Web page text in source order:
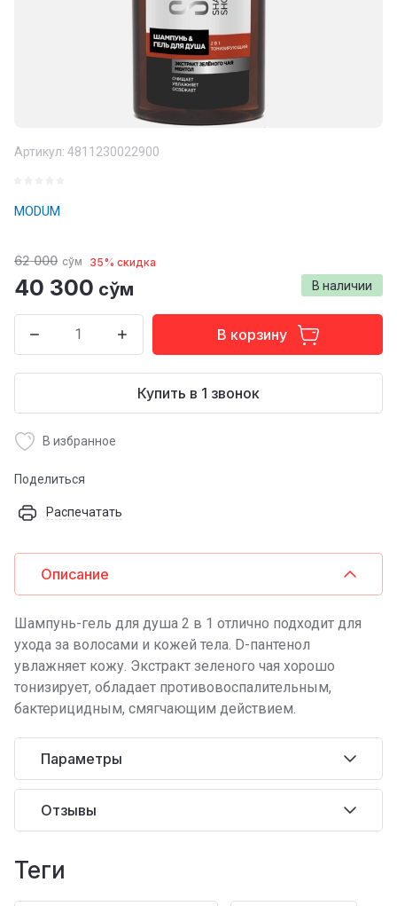
Артикул: 4811230022900
MODUM
В наличии
62 000 сўм 35% скидка
40 300 сўм
В корзину
Купить в 1 звонок
В избранное
Поделиться
Распечатать
Описание
Шампунь-гель для душа 2 в 1 отлично подходит для
ухода за волосами и кожей тела. D-пантенол
увлажняет кожу. Экстракт зеленого чая хорошо
тонизирует, обладает противовоспалительным,
бактерицидным, смягчающим действием.
Параметры
Отзывы
теги